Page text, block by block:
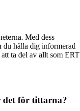
Med dess
du hålla dig informerad
ta del av allt som ERT
det för tittarna?